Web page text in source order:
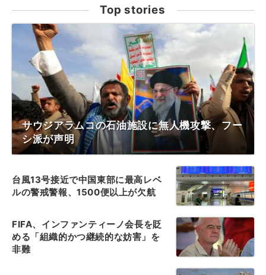
Top stories
サウジアラムコの石油施設に無人機攻撃、フー
シ派が声明
台風13号接近で中国東部に最高レベ
ルの警戒警報、1500便以上が欠航
FIFA、インファンティーノ会長を貶
める「組織的かつ継続的な妨害」を
非難